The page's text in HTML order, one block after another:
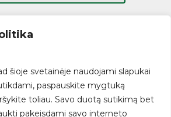
šioje svetainėje naudojami slapukai
paspauskite mygtuką
toliau. Savo duotą sutikimą bet
pakeisdami savo interneto